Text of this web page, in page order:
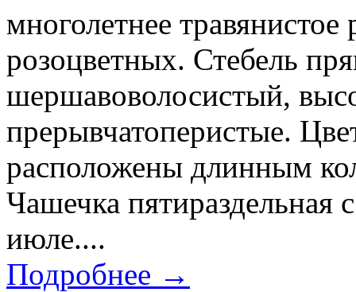
многолетнее травянистое
розоцветных. Стебель
шершавоволосистый,
прерывчатоперистые.
расположены длинным
Чашечка пятираздельная
июле....
Подробнее →